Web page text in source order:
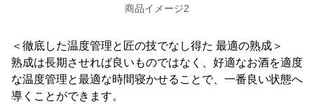
商品イメージ2
＜徹底した温度管理と匠の技でなし得た 最適の熟成＞
熟成は長期させれば良いものではなく、好適なお酒を適度
な温度管理と最適な時間寝かせることで、一番良い状態へ
導くことができます。